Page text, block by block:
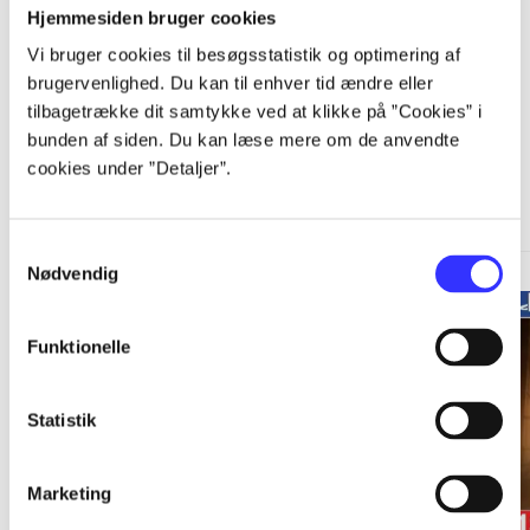
Hjemmesiden bruger cookies
Vi bruger cookies til besøgsstatistik og optimering af
brugervenlighed. Du kan til enhver tid ændre eller
tilbagetrække dit samtykke ved at klikke på ”Cookies” i
bunden af siden. Du kan læse mere om de anvendte
cookies under ”Detaljer”.
Nødvendig
Funktionelle
Statistik
Marketing
A Telltale Games series